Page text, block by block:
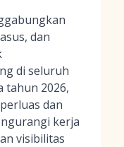
dan
di seluruh
tahun 2026,
dan
kerja
visibilitas